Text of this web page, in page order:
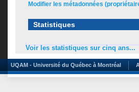
Modifier les métadonnées
Statistiques
Voir les statistiques sur cinq ans...
UQAM - Université du Québec à Montréal